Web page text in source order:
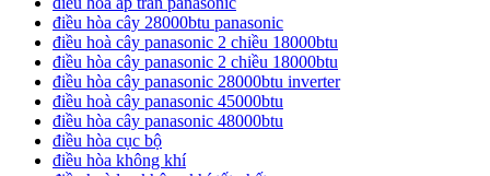
điều hòa cây 28000btu panasonic
điều hoà cây panasonic 2 chiều 18000btu
điều hòa cây panasonic 2 chiều 18000btu
điều hòa cây panasonic 28000btu inverter
điều hoà cây panasonic 45000btu
điều hòa cây panasonic 48000btu
điều hòa cục bộ
điều hòa không khí